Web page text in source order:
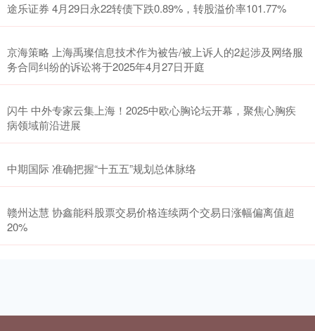
途乐证券 4月29日永22转债下跌0.89%，转股溢价率101.77%
京海策略 上海禹璨信息技术作为被告/被上诉人的2起涉及网络服
务合同纠纷的诉讼将于2025年4月27日开庭
闪牛 中外专家云集上海！2025中欧心胸论坛开幕，聚焦心胸疾
病领域前沿进展
中期国际 准确把握“十五五”规划总体脉络
赣州达慧 协鑫能科股票交易价格连续两个交易日涨幅偏离值超
20%